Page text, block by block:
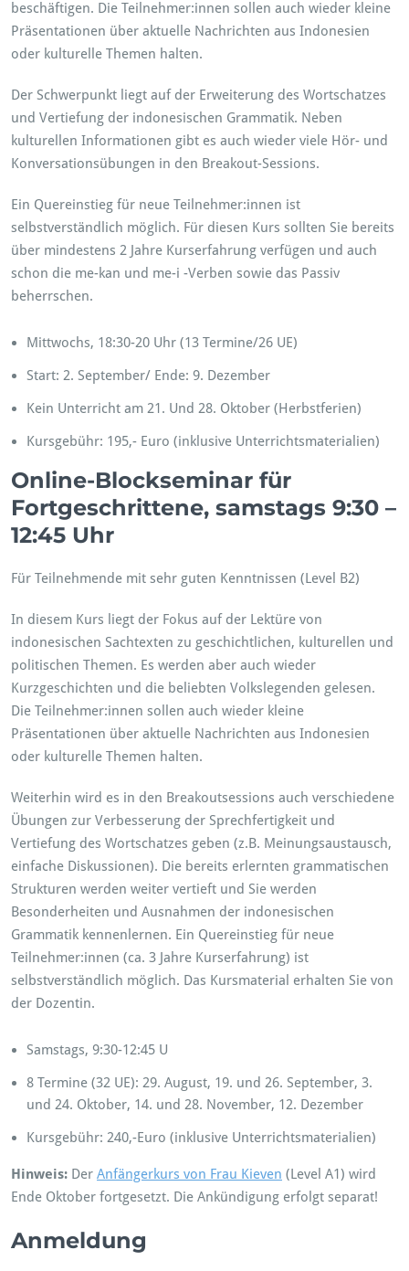
beschäftigen. Die Teilnehmer:innen sollen auch wieder kleine
Präsentationen über aktuelle Nachrichten aus Indonesien
oder kulturelle Themen halten.
Der Schwerpunkt liegt auf der Erweiterung des Wortschatzes
und Vertiefung der indonesischen Grammatik. Neben
kulturellen Informationen gibt es auch wieder viele Hör- und
Konversationsübungen in den Breakout-Sessions.
Ein Quereinstieg für neue Teilnehmer:innen ist
selbstverständlich möglich. Für diesen Kurs sollten Sie bereits
über mindestens 2 Jahre Kurserfahrung verfügen und auch
schon die me-kan und me-i -Verben sowie das Passiv
beherrschen.
Mittwochs, 18:30-20 Uhr (13 Termine/26 UE)
Start: 2. September/ Ende: 9. Dezember
Kein Unterricht am 21. Und 28. Oktober (Herbstferien)
Kursgebühr: 195,- Euro (inklusive Unterrichtsmaterialien)
Online-Blockseminar für
Fortgeschrittene, samstags 9:30 –
12:45 Uhr
Für Teilnehmende mit sehr guten Kenntnissen (Level B2)
In diesem Kurs liegt der Fokus auf der Lektüre von
indonesischen Sachtexten zu geschichtlichen, kulturellen und
politischen Themen. Es werden aber auch wieder
Kurzgeschichten und die beliebten Volkslegenden gelesen.
Die Teilnehmer:innen sollen auch wieder kleine
Präsentationen über aktuelle Nachrichten aus Indonesien
oder kulturelle Themen halten.
Weiterhin wird es in den Breakoutsessions auch verschiedene
Übungen zur Verbesserung der Sprechfertigkeit und
Vertiefung des Wortschatzes geben (z.B. Meinungsaustausch,
einfache Diskussionen). Die bereits erlernten grammatischen
Strukturen werden weiter vertieft und Sie werden
Besonderheiten und Ausnahmen der indonesischen
Grammatik kennenlernen. Ein Quereinstieg für neue
Teilnehmer:innen (ca. 3 Jahre Kurserfahrung) ist
selbstverständlich möglich. Das Kursmaterial erhalten Sie von
der Dozentin.
Samstags, 9:30-12:45 U
8 Termine (32 UE): 29. August, 19. und 26. September, 3.
und 24. Oktober, 14. und 28. November, 12. Dezember
Kursgebühr: 240,-Euro (inklusive Unterrichtsmaterialien)
Hinweis: Der Anfängerkurs von Frau Kieven (Level A1) wird
Ende Oktober fortgesetzt. Die Ankündigung erfolgt separat!
Anmeldung